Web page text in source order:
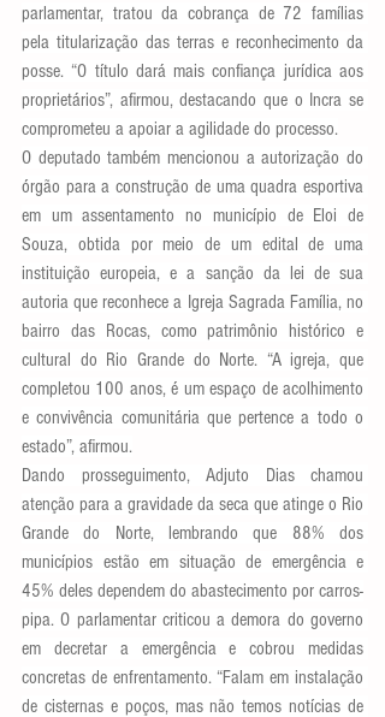
parlamentar, tratou da cobrança de 72 famílias
pela titularização das terras e reconhecimento da
posse. “O título dará mais confiança jurídica aos
proprietários”, afirmou, destacando que o Incra se
comprometeu a apoiar a agilidade do processo.
O deputado também mencionou a autorização do
órgão para a construção de uma quadra esportiva
em um assentamento no município de Eloi de
Souza, obtida por meio de um edital de uma
instituição europeia, e a sanção da lei de sua
autoria que reconhece a Igreja Sagrada Família, no
bairro das Rocas, como patrimônio histórico e
cultural do Rio Grande do Norte. “A igreja, que
completou 100 anos, é um espaço de acolhimento
e convivência comunitária que pertence a todo o
estado”, afirmou.
Dando prosseguimento, Adjuto Dias chamou
atenção para a gravidade da seca que atinge o Rio
Grande do Norte, lembrando que 88% dos
municípios estão em situação de emergência e
45% deles dependem do abastecimento por carros-
pipa. O parlamentar criticou a demora do governo
em decretar a emergência e cobrou medidas
concretas de enfrentamento. “Falam em instalação
de cisternas e poços, mas não temos notícias de